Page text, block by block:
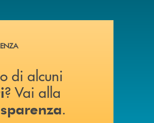
documenti ? Vai alla pagina
di alcuni
? Vai alla
.